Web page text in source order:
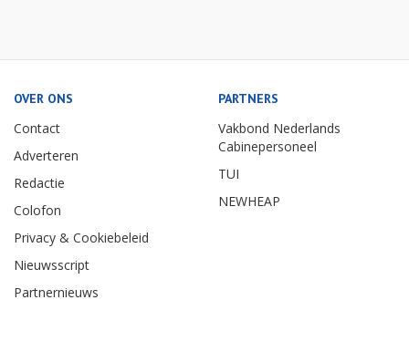
OVER ONS
Contact
Adverteren
Redactie
Colofon
Privacy & Cookiebeleid
Nieuwsscript
Partnernieuws
PARTNERS
Vakbond Nederlands
Cabinepersoneel
TUI
NEWHEAP